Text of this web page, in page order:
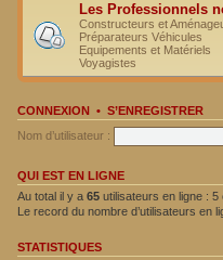
Les Professionnels
Constructeurs et
Préparateurs Véhicules
Equipements et Matériels
Voyagistes
CONNEXION • S’ENREGISTRER
Nom d’utilisateur :
QUI EST EN LIGNE
Au total il y a 65 utilisateurs en ligne :
Le record du nombre d’utilisateurs en
STATISTIQUES